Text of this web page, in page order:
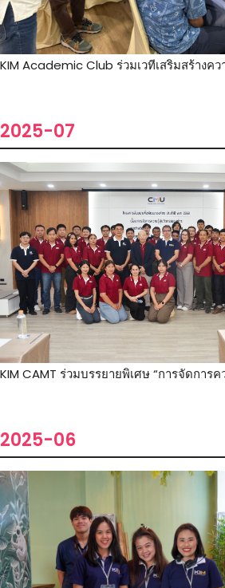
KIM Academic Club ร่วมเวทีเสริมสร้างคว
2025-07
KIM CAMT ร่วมบรรยายพิเศษ “การจัดการ
2025-06